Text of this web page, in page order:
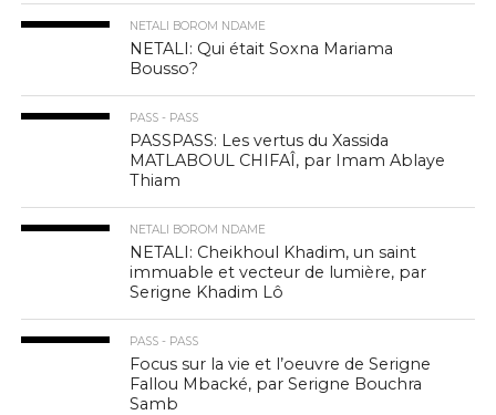
NETALI BOROM NDAME
NETALI: Qui était Soxna Mariama
Bousso?
PASS - PASS
PASSPASS: Les vertus du Xassida
MATLABOUL CHIFAÎ, par Imam Ablaye
Thiam
NETALI BOROM NDAME
NETALI: Cheikhoul Khadim, un saint
immuable et vecteur de lumière, par
Serigne Khadim Lô
PASS - PASS
Focus sur la vie et l’oeuvre de Serigne
Fallou Mbacké, par Serigne Bouchra
Samb